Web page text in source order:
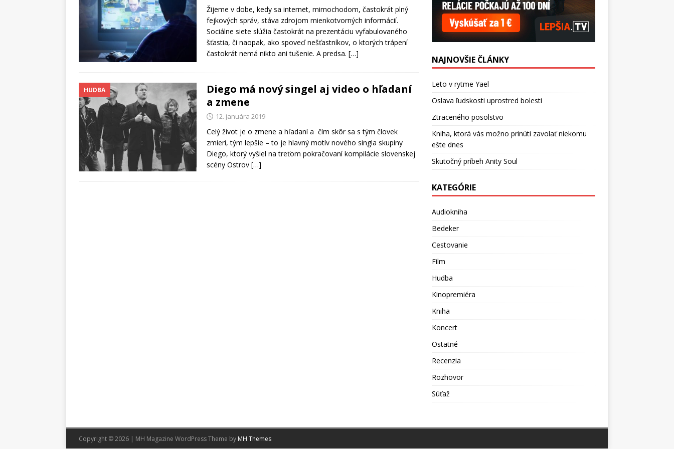
Žijeme v dobe, kedy sa internet, mimochodom, častokrát plný
fejkových správ, stáva zdrojom mienkotvorných informácií.
Sociálne siete slúžia častokrát na prezentáciu vyfabulovaného
šťastia, či naopak, ako spoveď nešťastníkov, o ktorých trápení
častokrát nemá nikto ani tušenie. A predsa. […]
HUDBA
Diego má nový singel aj video o hľadaní
a zmene
12. januára 2019
Celý život je o zmene a hľadaní a čím skôr sa s tým človek
zmieri, tým lepšie – to je hlavný motív nového singla skupiny
Diego, ktorý vyšiel na treťom pokračovaní kompilácie slovenskej
scény Ostrov […]
NAJNOVŠIE ČLÁNKY
Leto v rytme Yael
Oslava ľudskosti uprostred bolesti
Ztraceného posolstvo
Kniha, ktorá vás možno prinúti zavolať niekomu
ešte dnes
Skutočný príbeh Anity Soul
KATEGÓRIE
Audiokniha
Bedeker
Cestovanie
Film
Hudba
Kinopremiéra
Kniha
Koncert
Ostatné
Recenzia
Rozhovor
Súťaž
Copyright © 2026 | MH Magazine WordPress Theme by MH Themes